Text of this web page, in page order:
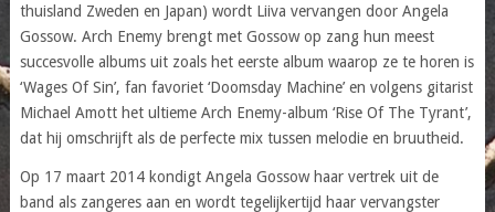
thuisland Zweden en Japan) wordt Liiva vervangen door Angela
Gossow. Arch Enemy brengt met Gossow op zang hun meest
succesvolle albums uit zoals het eerste album waarop ze te horen is
‘Wages Of Sin’, fan favoriet ‘Doomsday Machine’ en volgens gitarist
Michael Amott het ultieme Arch Enemy-album ‘Rise Of The Tyrant’,
dat hij omschrijft als de perfecte mix tussen melodie en bruutheid.
Op 17 maart 2014 kondigt Angela Gossow haar vertrek uit de
band als zangeres aan en wordt tegelijkertijd haar vervangster